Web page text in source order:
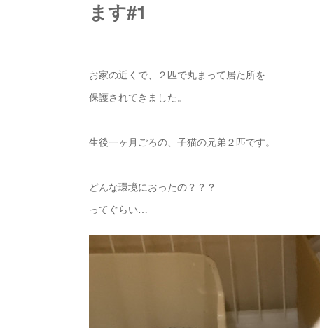
ます#1
お家の近くで、２匹で丸まって居た所を
保護されてきました。
生後一ヶ月ごろの、子猫の兄弟２匹です。
どんな環境におったの？？？
ってぐらい…